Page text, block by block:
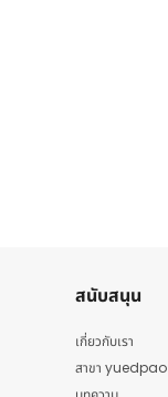
สนับสนุน
เกี่ยวกับเรา
สาขา yuedpao